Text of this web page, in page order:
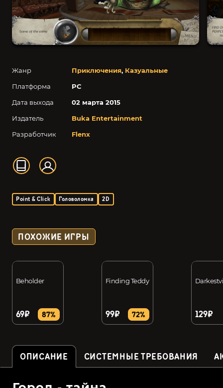
Жанр Приключения, Казуальные
Платформа
PC
Дата выхода
02 марта 2015
Издатель
Buka Entertainment
Разработчик
Flenx
Point & Click Головоломка 2D
ПОХОЖИЕ ИГРЫ
Beholder
69₽ 87%
Finding Teddy
99₽ 72% 129₽
ОПИСАНИЕ СИСТЕМНЫЕ ТРЕБОВАНИЯ